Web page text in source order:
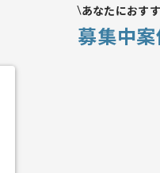
あなたにおす
募集中案